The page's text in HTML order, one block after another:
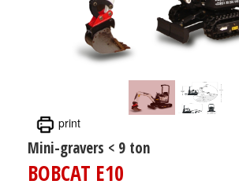
print
Mini-gravers < 9 ton
BOBCAT E10